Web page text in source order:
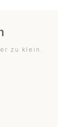
zu klein.